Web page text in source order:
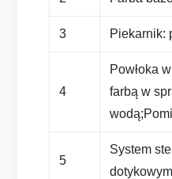
3 Piekarnik:
4
Powłoka
farbą w
5
System